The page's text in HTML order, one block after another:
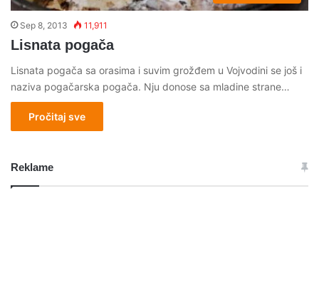
Sep 8, 2013 11,911
Lisnata pogača
Lisnata pogača sa orasima i suvim grožđem u Vojvodini se još i
naziva pogačarska pogača. Nju donose sa mladine strane…
Pročitaj sve
Reklame